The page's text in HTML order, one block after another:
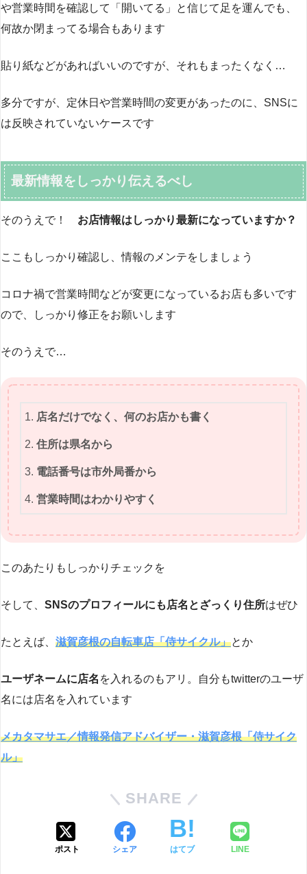
や営業時間を確認して「開いてる」と信じて足を運んでも、
何故か閉まってる場合もあります
貼り紙などがあればいいのですが、それもまったくなく…
多分ですが、定休日や営業時間の変更があったのに、SNSに
は反映されていないケースです
最新情報をしっかり伝えるべし
そのうえで！ お店情報はしっかり最新になっていますか？
ここもしっかり確認し、情報のメンテをしましょう
コロナ禍で営業時間などが変更になっているお店も多いです
ので、しっかり修正をお願いします
そのうえで…
店名だけでなく、何のお店かも書く
住所は県名から
電話番号は市外局番から
営業時間はわかりやすく
このあたりもしっかりチェックを
そして、 SNSのプロフィールにも店名とざっくり住所はぜひ
たとえば、 滋賀彦根の自転車店「侍サイクル」とか
ユーザネームに店名 を入れるのもアリ。自分もtwitterのユーザ
名には店名を入れています
メカタマサエ／情報発信アドバイザー・滋賀彦根「侍サイク
ル」
SHARE
ポスト シェア はてブ LINE